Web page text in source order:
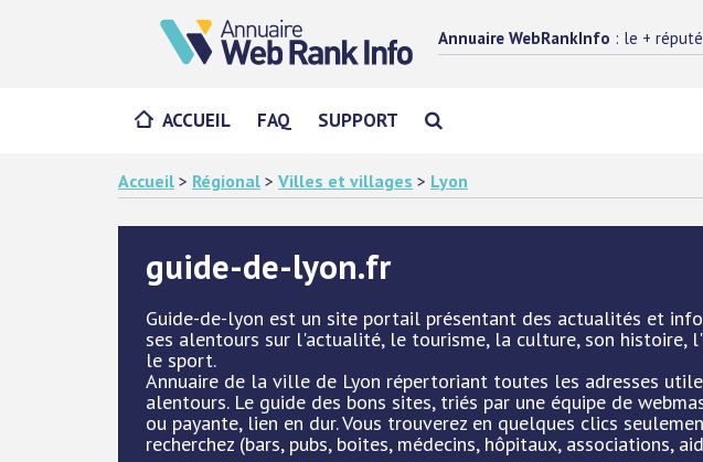
Annuaire WebRankInfo : le +
ACCUEIL FAQ SUPPORT
Accueil > Régional > Villes et villages > Lyon
guide-de-lyon.fr
Guide-de-lyon est un site portail présentant des actualités et
ses alentours sur l'actualité, le tourisme, la culture, son histoire,
le sport.
Annuaire de la ville de Lyon répertoriant toutes les adresses
alentours. Le guide des bons sites, triés par une équipe de
ou payante, lien en dur. Vous trouverez en quelques clics
recherchez (bars, pubs, boites, médecins, hôpitaux, associations,